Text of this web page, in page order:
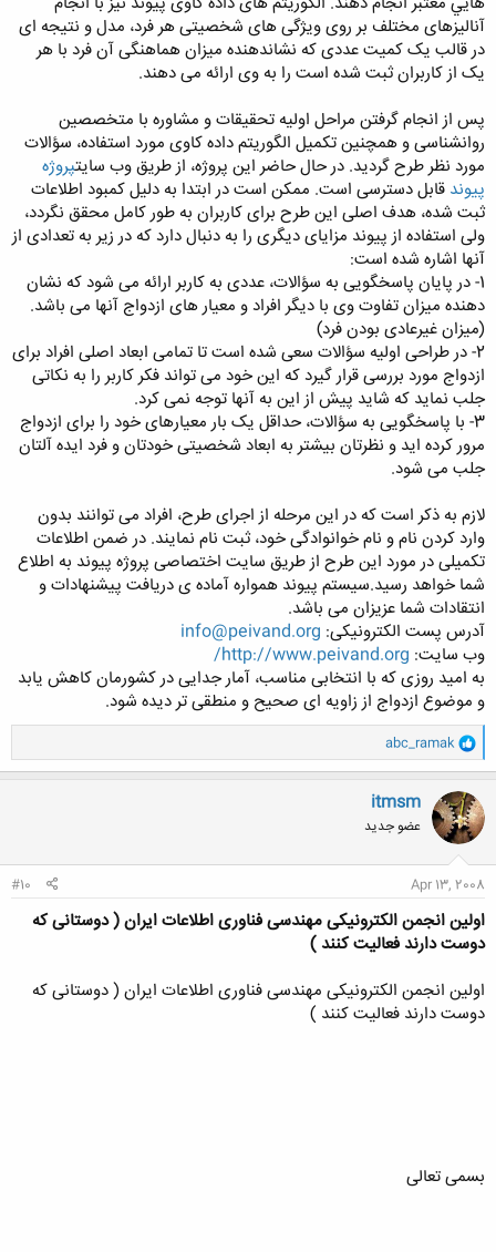
آنالیزهای مختلف بر روی ویژگی های شخصیتی هر فرد، مدل و نتیجه ای
در قالب یک کمیت عددی که نشاندهنده میزان هماهنگی آن فرد با هر
یک از کاربران ثبت شده است را به وی ارائه می دهند.
پس از انجام گرفتن مراحل اولیه تحقیقات و مشاوره با متخصصین
روانشناسی و همچنین تکمیل الگوریتم داده کاوی مورد استفاده، سؤالات
مورد نظر طرح گردید. در حال حاضر این پروژه، از طریق وب سایتپروژه
پیوند قابل دسترسی است. ممکن است در ابتدا به دلیل کمبود اطلاعات
ثبت شده، هدف اصلی این طرح برای کاربران به طور کامل محقق نگردد،
ولی استفاده از پیوند مزایای دیگری را به دنبال دارد که در زیر به تعدادی از
آنها اشاره شده است:
1- در پایان پاسخگویی به سؤالات، عددی به کاربر ارائه می شود که نشان
دهنده میزان تفاوت وی با دیگر افراد و معیار های ازدواج آنها می باشد.
(میزان غیرعادی بودن فرد)
2- در طراحی اولیه سؤالات سعی شده است تا تمامی ابعاد اصلی افراد برای
ازدواج مورد بررسی قرار گیرد که این خود می تواند فکر کاربر را به نکاتی
جلب نماید که شاید پیش از این به آنها توجه نمی کرد.
3- با پاسخگویی به سؤالات، حداقل یک بار معیارهای خود را برای ازدواج
مرور کرده اید و نظرتان بیشتر به ابعاد شخصیتی خودتان و فرد ایده آلتان
جلب می شود.
لازم به ذکر است که در این مرحله از اجرای طرح، افراد می توانند بدون
وارد کردن نام و نام خوانوادگی خود، ثبت نام نمایند. در ضمن اطلاعات
تکمیلی در مورد این طرح از طریق سایت اختصاصی پروژه پیوند به اطلاع
شما خواهد رسید.سیستم پیوند همواره آماده ی دریافت پیشنهادات و
انتقادات شما عزیزان می باشد.
آدرس پست الکترونیکی: info@peivand.org
وب سایت: http://www.peivand.org/
به امید روزی که با انتخابی مناسب، آمار جدایی در کشورمان کاهش یابد
و موضوع ازدواج از زاویه ای صحیح و منطقی تر دیده شود.
و
ا
ک
ن
ش
ه
ا
abc_ramak
itmsm
عضو جدید
Apr 13, 2008
#10
اولین انجمن الکترونیکی مهندسی فناوری اطلاعات ایران ( دوستانی که
دوست دارند فعالیت کنند )
اولین انجمن الکترونیکی مهندسی فناوری اطلاعات ایران ( دوستانی که
دوست دارند فعالیت کنند )
بسمی تعالی